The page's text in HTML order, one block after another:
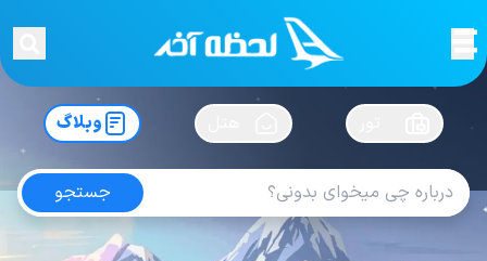
لحظه آخرسفرت رو بساز !
وبلاگ
جستجو